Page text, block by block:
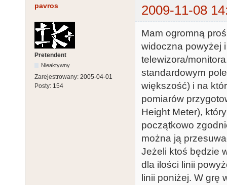
pavros 2009-11-08
Pretendent
Nieaktywny
Zarejestrowany: 2005-04-01
Posty: 154
Mam ogromną
widoczna powyżej
telewizora/
standardowym
większość) i na
pomiarów
Height Meter),
początkowo
można ją
Jeżeli ktoś będzie
dla ilości linii
linii poniżej. W grę